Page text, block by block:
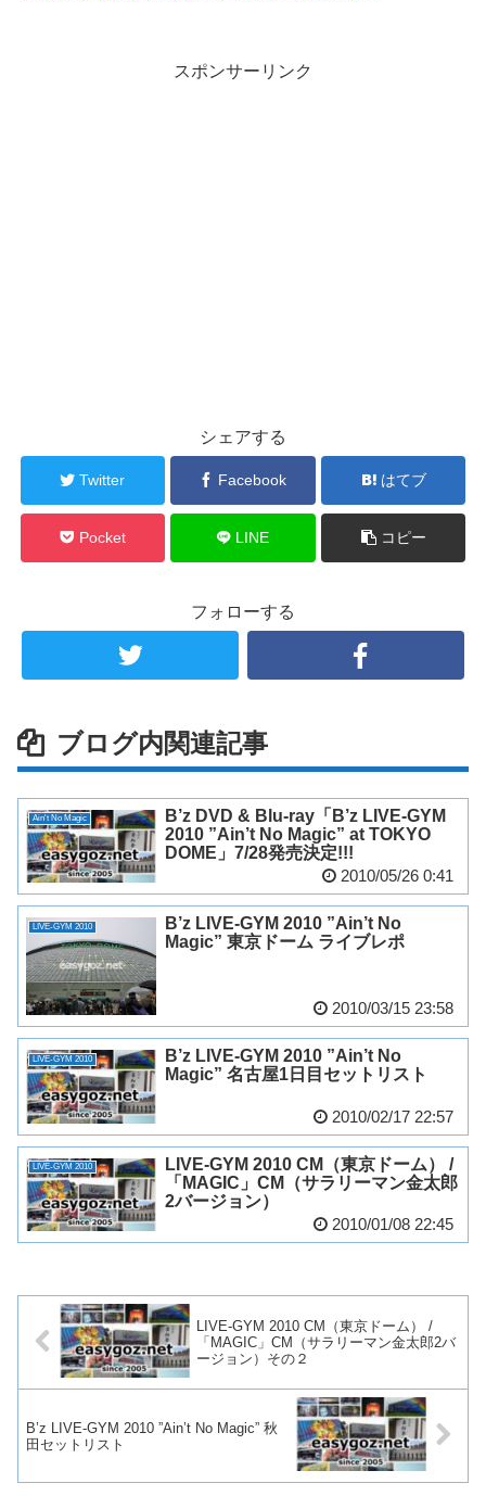
スポンサーリンク
シェアする
Twitter Facebook はてブ
Pocket LINE コピー
フォローする
ブログ内関連記事
Ain't No Magic
B’z DVD & Blu-ray「B’z LIVE-GYM
2010 ”Ain’t No Magic” at TOKYO
DOME」7/28発売決定!!!
2010/05/26 0:41
LIVE-GYM 2010
B’z LIVE-GYM 2010 ”Ain’t No
Magic” 東京ドーム ライブレポ
2010/03/15 23:58
LIVE-GYM 2010
B’z LIVE-GYM 2010 ”Ain’t No
Magic” 名古屋1日目セットリスト
2010/02/17 22:57
LIVE-GYM 2010
LIVE-GYM 2010 CM（東京ドーム） /
「MAGIC」CM（サラリーマン金太郎
2バージョン）
2010/01/08 22:45
LIVE-GYM 2010 CM（東京ドーム） /
「MAGIC」CM（サラリーマン金太郎2バ
ージョン）その２
B’z LIVE-GYM 2010 ”Ain’t No Magic” 秋
田セットリスト